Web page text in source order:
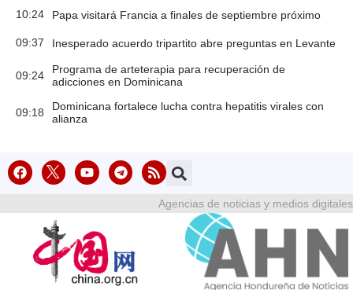
10:24 Papa visitará Francia a finales de septiembre próximo
09:37 Inesperado acuerdo tripartito abre preguntas en Levante
09:24
Programa de arteterapia para recuperación de
adicciones en Dominicana
09:18
Dominicana fortalece lucha contra hepatitis virales con
alianza
Agencias de noticias y medios digitales